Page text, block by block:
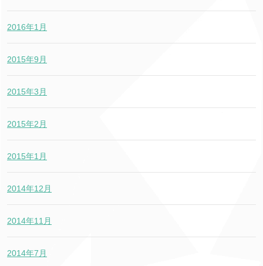
2016年1月
2015年9月
2015年3月
2015年2月
2015年1月
2014年12月
2014年11月
2014年7月